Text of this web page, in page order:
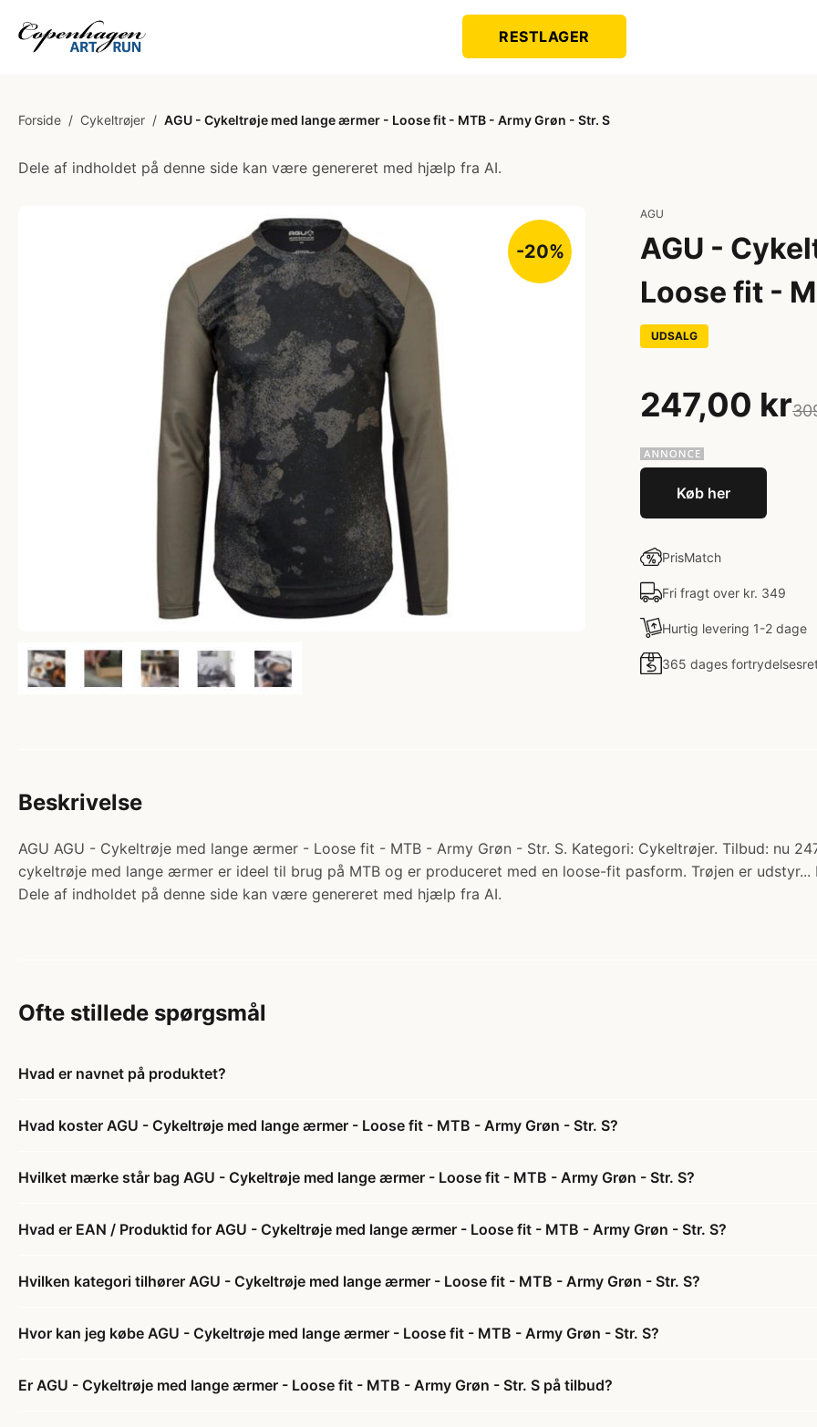
RESTLAGER
Forside / Cykeltrøjer / AGU - Cykeltrøje med lange ærmer - Loose fit - MTB - Army Grøn - Str. S
Dele af indholdet på denne side kan være genereret med hjælp fra AI.
-20%
AGU
AGU -
Loose fit -
UDSALG
247,00 kr
Køb her
PrisMatch
Fri fragt over kr. 349
Hurtig levering 1-2 dage
365 dages
Beskrivelse
AGU AGU - Cykeltrøje med lange ærmer - Loose fit - MTB - Army Grøn - Str. S. Kategori: Cykeltrøjer. Tilbud: nu
cykeltrøje med lange ærmer er ideel til brug på MTB og er produceret med en loose-fit pasform. Trøjen er udstyr...
Dele af indholdet på denne side kan være genereret med hjælp fra AI.
Ofte stillede spørgsmål
Hvad er navnet på produktet?
Hvad koster AGU - Cykeltrøje med lange ærmer - Loose fit - MTB - Army Grøn - Str. S?
Hvilket mærke står bag AGU - Cykeltrøje med lange ærmer - Loose fit - MTB - Army Grøn - Str. S?
Hvad er EAN / Produktid for AGU - Cykeltrøje med lange ærmer - Loose fit - MTB - Army Grøn - Str. S?
Hvilken kategori tilhører AGU - Cykeltrøje med lange ærmer - Loose fit - MTB - Army Grøn - Str. S?
Hvor kan jeg købe AGU - Cykeltrøje med lange ærmer - Loose fit - MTB - Army Grøn - Str. S?
Er AGU - Cykeltrøje med lange ærmer - Loose fit - MTB - Army Grøn - Str. S på tilbud?